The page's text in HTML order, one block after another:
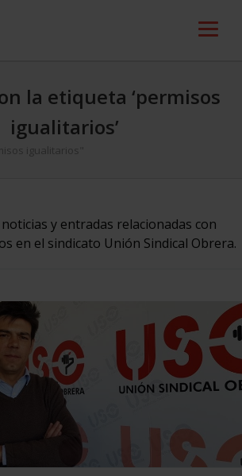
la etiqueta ‘permisos
igualitarios’
igualitarios"
y entradas relacionadas con
en el sindicato Unión Sindical Obrera.